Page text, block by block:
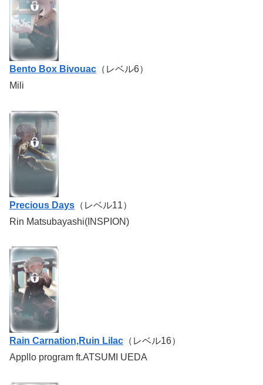
Bento Box Bivouac （レベル6）
Mili
Precious Days （レベル11）
Rin Matsubayashi(INSPION)
Rain Carnation,Ruin Lilac （レベル16）
Appllo program ft.ATSUMI UEDA